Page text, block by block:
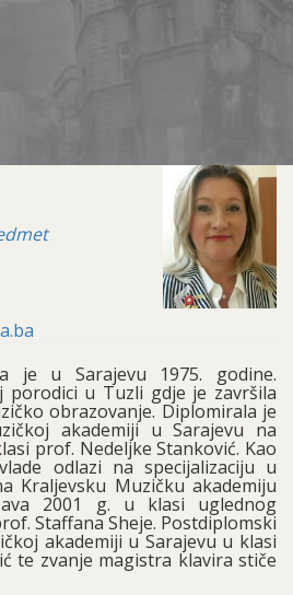
je u Sarajevu 1975. godine.
porodici u Tuzli gdje je završila
obrazovanje. Diplomirala je
akademiji u Sarajevu na
prof. Nedeljke Stanković. Kao
odlazi na specijalizaciju u
Kraljevsku Muzičku akademiju
2001 g. u klasi uglednog
Staffana Sheje. Postdiplomski
akademiji u Sarajevu u klasi
te zvanje magistra klavira stiče